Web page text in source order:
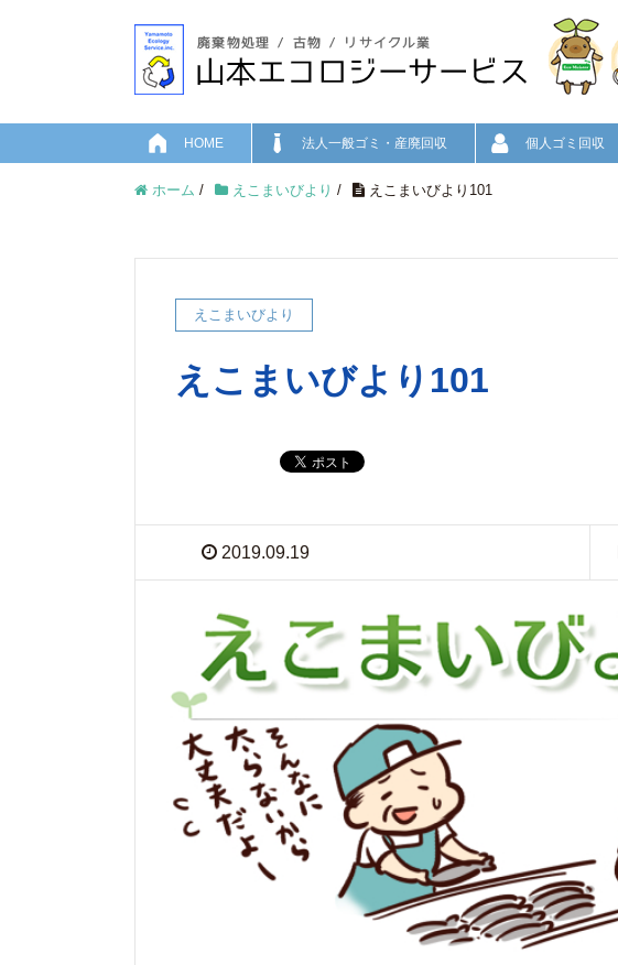
HOME 法人一般ゴミ・産廃回収 個人ゴミ回収
ホーム / えこまいびより / えこまいびより101
えこまいびより
えこまいびより101
2019.09.19